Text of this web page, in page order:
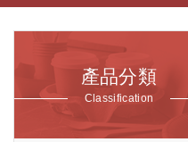
產品分類
Classification